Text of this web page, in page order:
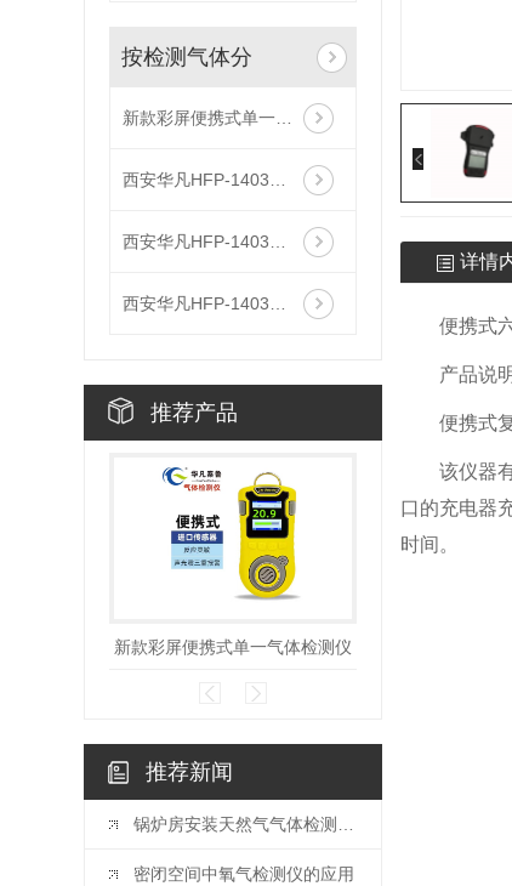
按检测气体分
新款彩屏便携式单一气体检测仪
西安华凡HFP-1403便携式磷化氢检测仪报警器
西安华凡HFP-1403便携式二氧化碳检测仪报警器
西安华凡HFP-1403便携式款氯气检测仪报警器
推荐产品
新款彩屏便携式单一气体检测仪
推荐新闻
锅炉房安装天然气气体检测仪的重要性有哪些?
密闭空间中氧气检测仪的应用
详情
便携式
产品说
便携式
该仪器
口的充电器
时间。